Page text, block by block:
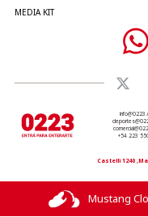
MEDIA KIT
+54 223
Castelli 1240
Mustang